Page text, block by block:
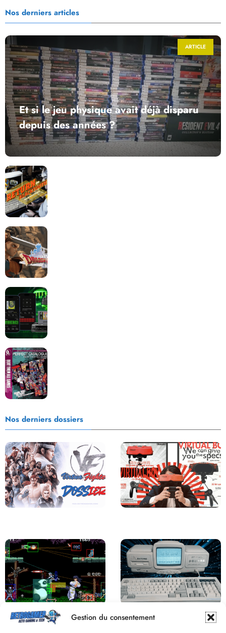
Gestion du consentement
Nos derniers articles
ARTICLE
Et si le jeu physique avait déjà disparu
depuis des années ?
Nos derniers dossiers
Derrière le pixel : L’art caché de la
hitbox
Une machine incroyable et
inconnue : le Batong BT-686